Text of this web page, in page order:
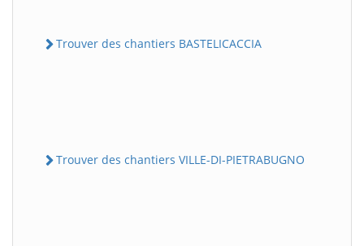
Trouver des chantiers BASTELICACCIA
Trouver des chantiers VILLE-DI-PIETRABUGNO